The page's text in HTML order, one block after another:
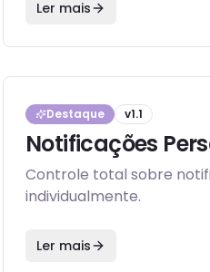
Ler mais
Destaque v1.1
Notificações
Controle total sobre
individualmente.
Ler mais